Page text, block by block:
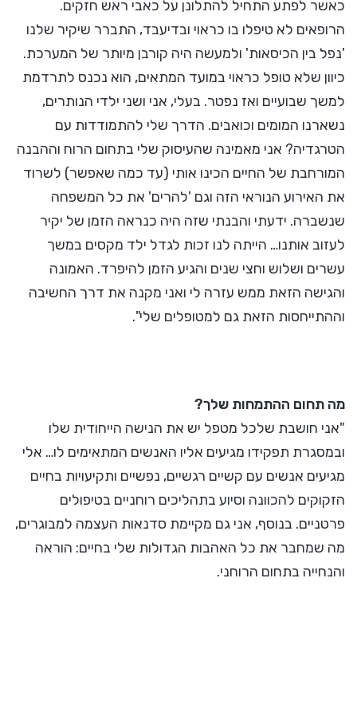
כאשר לפתע התחיל להתלונן על כאבי ראש חזקים.
הרופאים לא טיפלו בו כראוי ובדיעבד, התברר שיקיר שלנו
'נפל בין הכיסאות' ולמעשה היה קורבן מיותר של המערכת.
כיוון שלא טופל כראוי במועד המתאים, הוא נכנס לתרדמת
למשך שבועיים ואז נפטר. בעלי, אני ושני ילדי הנותרים,
נשארנו המומים וכואבים. הדרך שלי להתמודדות עם
הטרגדיה? אני מאמינה שהעיסוק שלי בתחום הרוח וההבנה
המורחבת של החיים הכינו אותי (עד כמה שאפשר) לשרוד
את האירוע הנוראי הזה וגם 'להרים' את כל המשפחה
שנשברה. ידעתי והבנתי שזה היה כנראה הזמן של יקיר
לעזוב אותנו… הייתה לנו זכות לגדל ילד מקסים במשך
עשרים ושלוש וחצי שנים והגיע הזמן להיפרד. האמונה
והגישה הזאת ממש עזרה לי ואני מקנה את דרך החשיבה
וההתייחסות הזאת גם למטופלים שלי".
מה תחום ההתמחות שלך?
"אני חושבת שלכל מטפל יש את הנישה הייחודית שלו
ובמסגרת תפקידו מגיעים אליו האנשים המתאימים לו… אלי
מגיעים אנשים עם קשיים רגשיים, נפשיים ותקיעויות בחיים
הזקוקים להכוונה וסיוע בתהליכים רוחניים בטיפולים
פרטניים. בנוסף, אני גם מקיימת סדנאות העצמה למבוגרים,
מה שמחבר את כל האהבות הגדולות שלי בחיים: הוראה
והנחייה בתחום הרוחני.